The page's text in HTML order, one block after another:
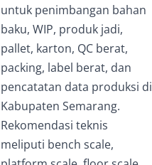
untuk penimbangan bahan
baku, WIP, produk jadi,
pallet, karton, QC berat,
packing, label berat, dan
pencatatan data produksi di
Kabupaten Semarang.
Rekomendasi teknis
meliputi bench scale,